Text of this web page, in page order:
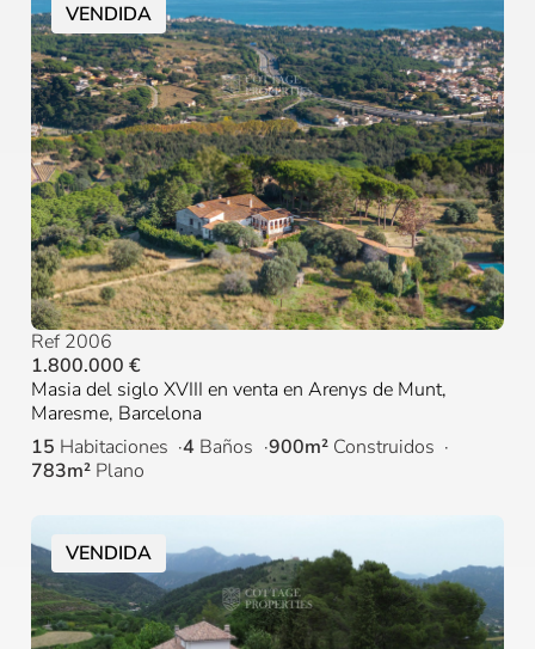
VENDIDA
Ref 2006
1.800.000 €
Masia del siglo XVIII en venta en Arenys de Munt,
Maresme, Barcelona
15 Habitaciones 4 Baños 900m² Construidos
783m² Plano
VENDIDA